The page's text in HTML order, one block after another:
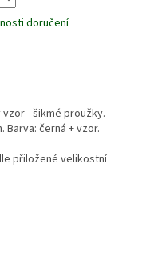
doručení
- šikmé proužky.
Barva: černá + vzor.
přiložené velikostní